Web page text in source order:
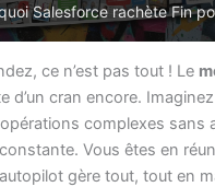
Salesforce rachète Fin
ce n’est pas tout ! Le
d’un cran encore.
complexes sans
Vous êtes en
gère tout, tout en